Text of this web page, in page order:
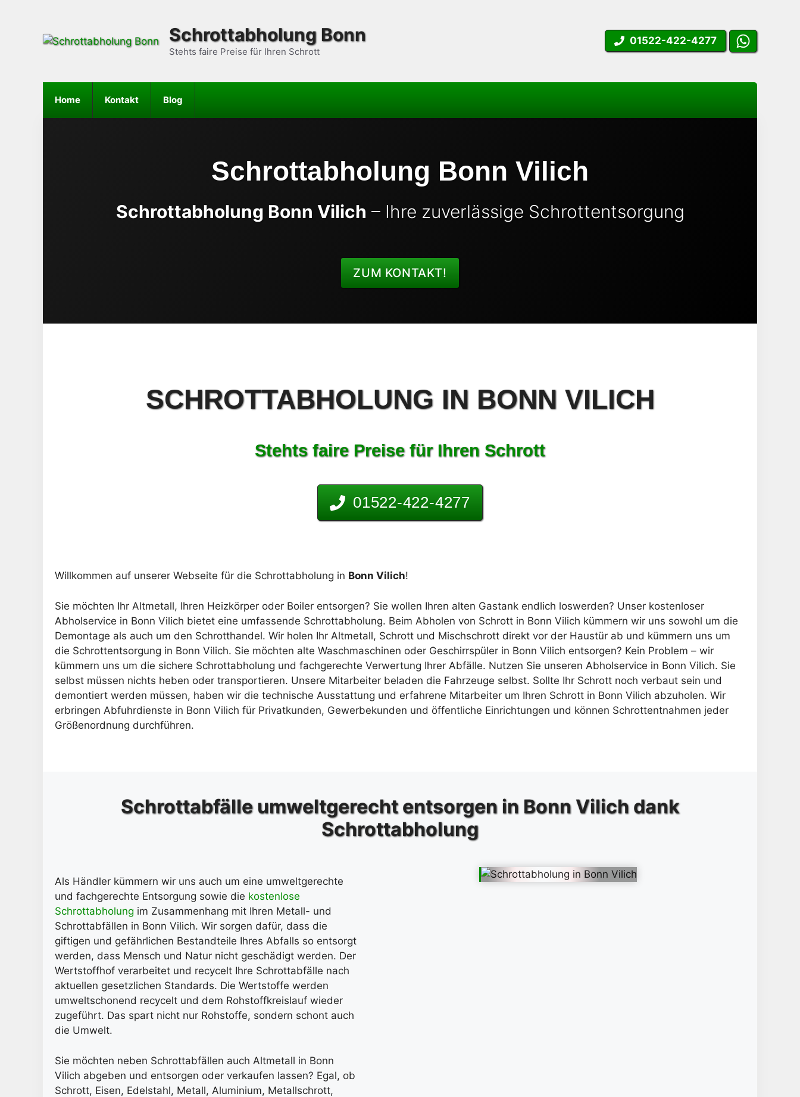
Schrottabholung Bonn
Stehts faire Preise für Ihren Schrott
01522-422-4277
Home Kontakt Blog
Schrottabholung Bonn Vilich
Schrottabholung Bonn Vilich – Ihre zuverlässige Schrottentsorgung
ZUM KONTAKT!
SCHROTTABHOLUNG IN BONN VILICH
Stehts faire Preise für Ihren Schrott
01522-422-4277
Willkommen auf unserer Webseite für die Schrottabholung in Bonn Vilich!
Sie möchten Ihr Altmetall, Ihren Heizkörper oder Boiler entsorgen? Sie wollen Ihren alten Gastank endlich loswerden? Unser kostenloser
Abholservice in Bonn Vilich bietet eine umfassende Schrottabholung. Beim Abholen von Schrott in Bonn Vilich kümmern wir uns sowohl um die
Demontage als auch um den Schrotthandel. Wir holen Ihr Altmetall, Schrott und Mischschrott direkt vor der Haustür ab und kümmern uns um
die Schrottentsorgung in Bonn Vilich. Sie möchten alte Waschmaschinen oder Geschirrspüler in Bonn Vilich entsorgen? Kein Problem – wir
kümmern uns um die sichere Schrottabholung und fachgerechte Verwertung Ihrer Abfälle. Nutzen Sie unseren Abholservice in Bonn Vilich. Sie
selbst müssen nichts heben oder transportieren. Unsere Mitarbeiter beladen die Fahrzeuge selbst. Sollte Ihr Schrott noch verbaut sein und
demontiert werden müssen, haben wir die technische Ausstattung und erfahrene Mitarbeiter um Ihren Schrott in Bonn Vilich abzuholen. Wir
erbringen Abfuhrdienste in Bonn Vilich für Privatkunden, Gewerbekunden und öffentliche Einrichtungen und können Schrottentnahmen jeder
Größenordnung durchführen.
Schrottabfälle umweltgerecht entsorgen in Bonn Vilich dank
Schrottabholung
Als Händler kümmern wir uns auch um eine umweltgerechte
und fachgerechte Entsorgung sowie die kostenlose
Schrottabholung im Zusammenhang mit Ihren Metall- und
Schrottabfällen in Bonn Vilich. Wir sorgen dafür, dass die
giftigen und gefährlichen Bestandteile Ihres Abfalls so entsorgt
werden, dass Mensch und Natur nicht geschädigt werden. Der
Wertstoffhof verarbeitet und recycelt Ihre Schrottabfälle nach
aktuellen gesetzlichen Standards. Die Wertstoffe werden
umweltschonend recycelt und dem Rohstoffkreislauf wieder
zugeführt. Das spart nicht nur Rohstoffe, sondern schont auch
die Umwelt.
Sie möchten neben Schrottabfällen auch Altmetall in Bonn
Vilich abgeben und entsorgen oder verkaufen lassen? Egal, ob
Schrott, Eisen, Edelstahl, Metall, Aluminium, Metallschrott,